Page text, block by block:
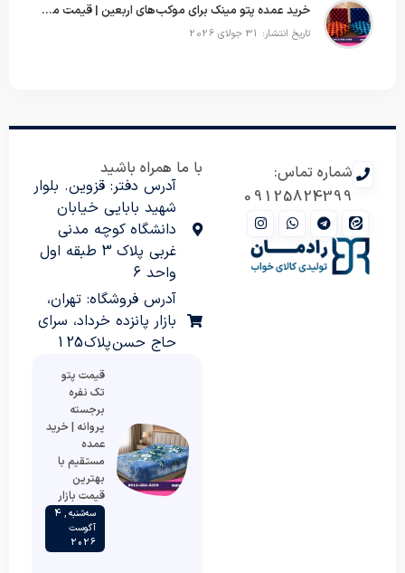
خرید عمده پتو مینک برای موکب‌های اربعین | قیمت مناسب و ارسال سریع
تاریخ انتشار: 31 جولای 2026
شماره تماس:
09125824399
با ما همراه باشید
آدرس دفتر: قزوین. بلوار
شهید بابایی خیابان
دانشگاه کوچه مدنی
غربی پلاک 3 طبقه اول
واحد 6
آدرس فروشگاه: تهران،
بازار پانزده خرداد، سرای
حاج حسن پلاک 125
قیمت پتو
تک نفره
برجسته
پروانه | خرید
عمده
مستقیم با
بهترین
قیمت بازار
سه‌شنبه , 4
آگوست
2026